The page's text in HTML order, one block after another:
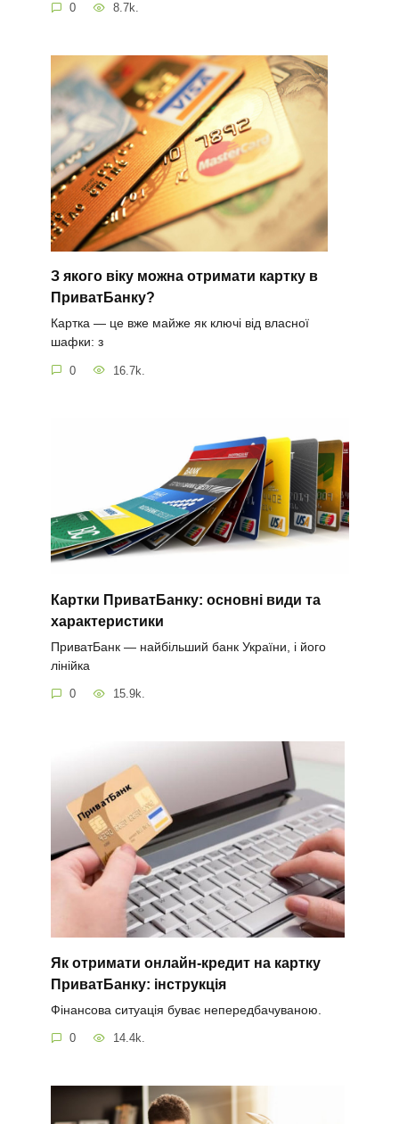
0 8.7k.
З якого віку можна отримати картку в
ПриватБанку?
Картка — це вже майже як ключі від власної
шафки: з
0 16.7k.
Картки ПриватБанку: основні види та
характеристики
ПриватБанк — найбільший банк України, і його
лінійка
0 15.9k.
Як отримати онлайн-кредит на картку
ПриватБанку: інструкція
Фінансова ситуація буває непередбачуваною.
0 14.4k.